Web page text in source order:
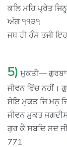
ਕਲਿ ਮਹਿ ਪ੍ਰੇਤ
ਅੰਗ ੧੧੩੧
ਜਬ ਹੀ ਹੰਸ ਤਜੀ
5) ਮੁਕਤੀ—
ਜੀਵਨ ਵਿੱਚ ਨਹੀਂ।
ਸੇਇ ਮੁਕਤ ਜਿ ਮਨੁ
ਜੀਵਨ ਮੁਕਤ
ਗੁਰ ਕੈ ਸਬਦਿ ਸਦ
771